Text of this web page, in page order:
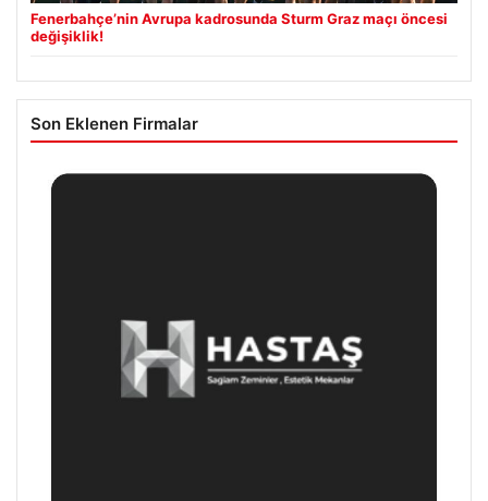
Fenerbahçe’nin Avrupa kadrosunda Sturm Graz maçı öncesi
değişiklik!
Son Eklenen Firmalar